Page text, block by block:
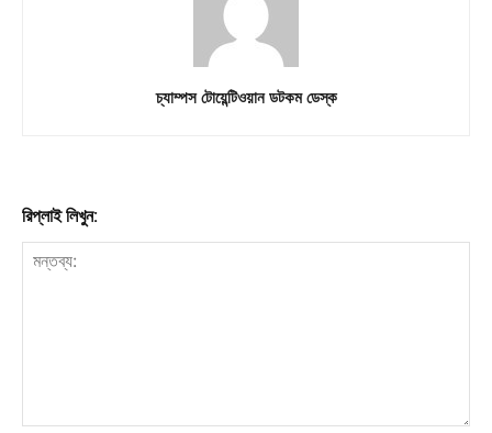
চ্যাম্পস টোয়েন্টিওয়ান ডটকম ডেস্ক
রিপ্লাই লিখুন: